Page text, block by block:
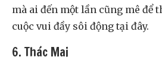
mà ai đến một lần cũng mê để
cuộc vui đầy sôi động tại đây.
6. Thác Mai